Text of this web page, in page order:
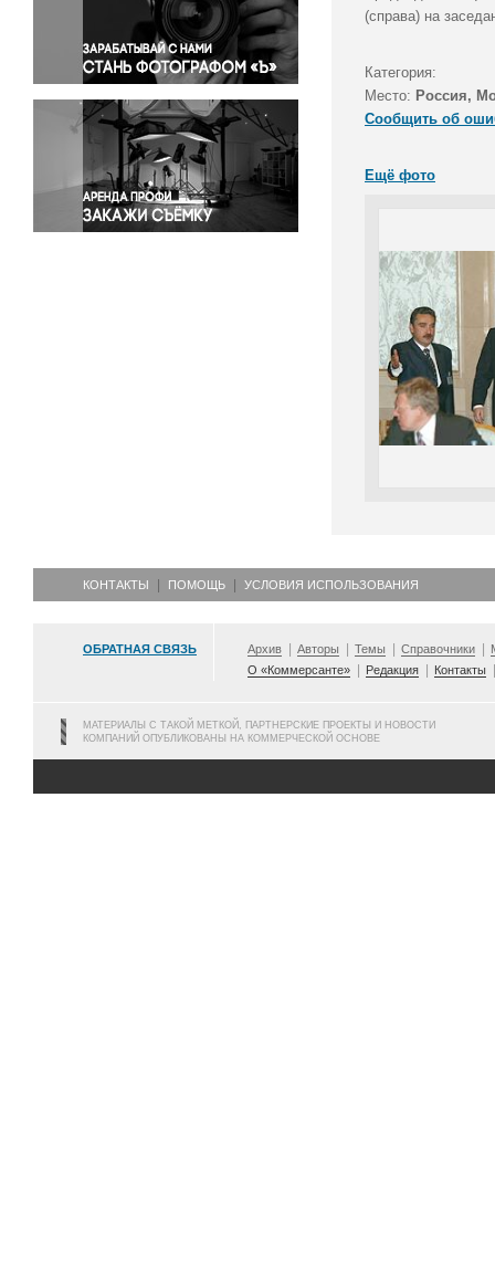
Правосудие
Происшествия и конфликты
Религия
Светская жизнь
Спорт
Экология
Экономика и бизнес
(справа) на
Категория:
Место: Россия,
Сообщить об
Ещё фото
КОНТАКТЫ ПОМОЩЬ УСЛОВИЯ ИСПОЛЬЗОВАНИЯ
ОБРАТНАЯ СВЯЗЬ Архив Авторы Темы Справочники
О «Коммерсанте»
Редакция Контакты
МАТЕРИАЛЫ С ТАКОЙ МЕТКОЙ, ПАРТНЕРСКИЕ ПРОЕКТЫ И НОВОСТИ
КОМПАНИЙ ОПУБЛИКОВАНЫ НА КОММЕРЧЕСКОЙ ОСНОВЕ